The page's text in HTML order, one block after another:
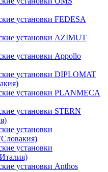
установки FEDESA
установки AZIMUT
установки Appollo
установки DIPLOMAT
установки PLANMECA
установки STERN
установки
установки
установки Anthos